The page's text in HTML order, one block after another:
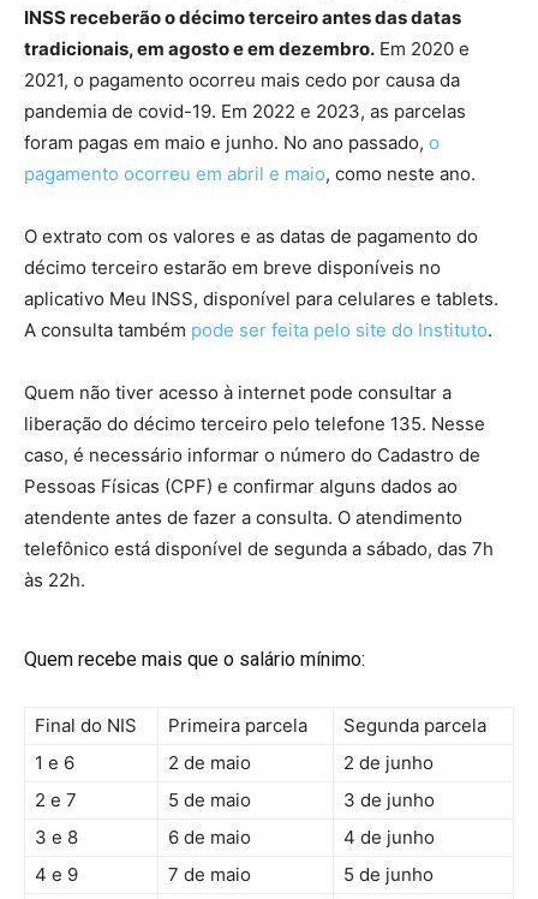
INSS receberão o décimo terceiro antes das datas
tradicionais, em agosto e em dezembro. Em 2020 e
2021, o pagamento ocorreu mais cedo por causa da
pandemia de covid-19. Em 2022 e 2023, as parcelas
foram pagas em maio e junho. No ano passado, o
pagamento ocorreu em abril e maio, como neste ano.
O extrato com os valores e as datas de pagamento do
décimo terceiro estarão em breve disponíveis no
aplicativo Meu INSS, disponível para celulares e tablets.
A consulta também pode ser feita pelo site do Instituto.
Quem não tiver acesso à internet pode consultar a
liberação do décimo terceiro pelo telefone 135. Nesse
caso, é necessário informar o número do Cadastro de
Pessoas Físicas (CPF) e confirmar alguns dados ao
atendente antes de fazer a consulta. O atendimento
telefônico está disponível de segunda a sábado, das 7h
às 22h.
Quem recebe mais que o salário mínimo:
Final do NIS Primeira parcela
Segunda parcela
1 e 6
2 de maio
2 de junho
2 e 7
5 de maio
3 de junho
3 e 8
6 de maio
4 de junho
4 e 9
7 de maio
5 de junho